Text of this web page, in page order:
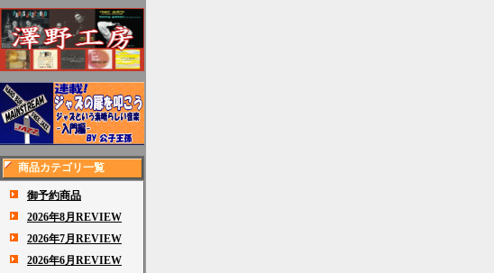
商品カテゴリ一覧
御予約商品
2026年8月REVIEW
2026年7月REVIEW
2026年6月REVIEW